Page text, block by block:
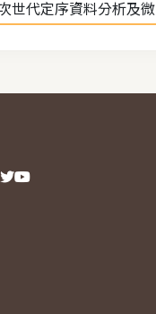
世代定序資料分析及